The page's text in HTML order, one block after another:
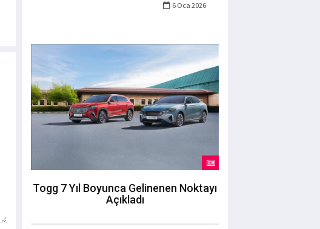
6 Oca 2026
Togg 7 Yıl Boyunca Gelinenen Noktayı
Açıkladı